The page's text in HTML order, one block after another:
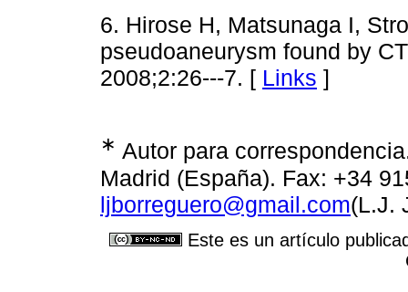
6. Hirose H, Matsunaga I,
pseudoaneurysm found by
2008;2:26---7. [ Links ]
∗ Autor para
Madrid (España). Fax: +34
ljborreguero@gmail.com(L.J.
Este es un artículo